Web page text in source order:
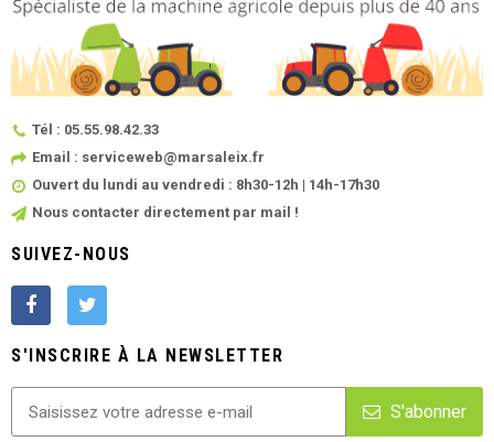
Tél : 05.55.98.42.33
Email : serviceweb@marsaleix.fr
Ouvert du lundi au vendredi : 8h30-12h | 14h-17h30
Nous contacter directement par mail !
SUIVEZ-NOUS
S'INSCRIRE À LA NEWSLETTER
S'abonner